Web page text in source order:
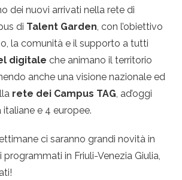
dei nuovi arrivati nella rete di
di Talent Garden, con l’obiettivo
la comunità e il supporto a tutti
digitale che animano il territorio
anche una visione nazionale ed
rete dei Campus TAG, ad’oggi
e 4 europee.
ci saranno grandi novità in
in Friuli-Venezia Giulia,